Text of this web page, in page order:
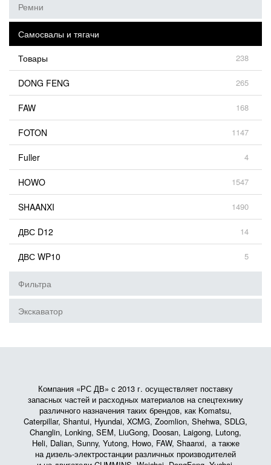
Ремни
Самосвалы и тягачи
Товары
238
DONG FENG 265
FAW 168
FOTON 1147
Fuller 4
HOWO 1547
SHAANXI 1490
ДВС D12 14
ДВС WP10 5
Фильтра
Экскаватор
Компания «РС ДВ» с 2013 г. осуществляет поставку
запасных частей и расходных материалов на спецтехнику
различного назначения таких брендов, как Komatsu,
Caterpillar, Shantui, Hyundai, XCMG, Zoomlion, Shehwa, SDLG,
Changlin, Lonking, SEM, LiuGong, Doosan, Laigong, Lutong,
Heli, Dalian, Sunny, Yutong, Howo, FAW, Shaanxi, а также
на дизель-электростанции различных производителей